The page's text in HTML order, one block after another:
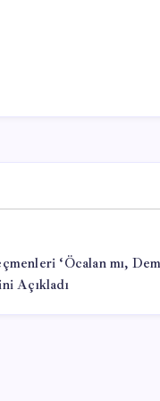
‘Öcalan mı,
Açıkladı